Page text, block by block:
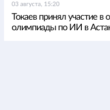
03 августа, 15:20
Токаев принял участие
олимпиады по ИИ в